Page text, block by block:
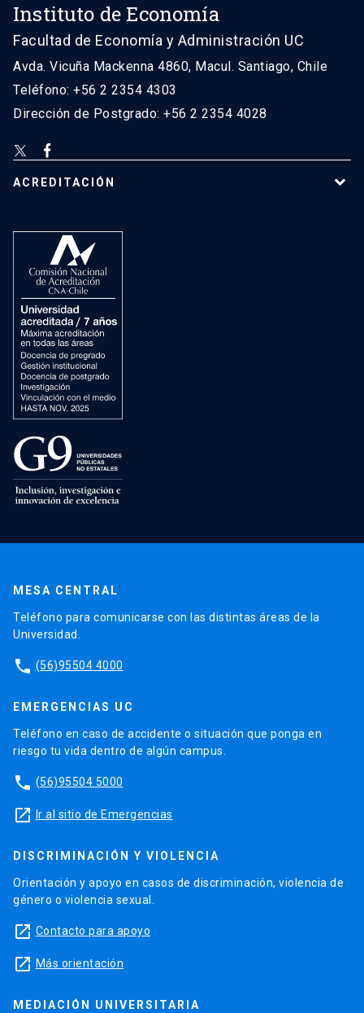
Instituto de Economía
Facultad de Economía y Administración UC
Avda. Vicuña Mackenna 4860, Macul. Santiago, Chile
Teléfono: +56 2 2354 4303
Dirección de Postgrado: +56 2 2354 4028
ACREDITACIÓN
MESA CENTRAL
Teléfono para comunicarse con las distintas áreas de la
Universidad.
phone (56)95504 4000
EMERGENCIAS UC
Teléfono en caso de accidente o situación que ponga en
riesgo tu vida dentro de algún campus.
phone (56)95504 5000
launch Ir al sitio de Emergencias
DISCRIMINACIÓN Y VIOLENCIA
Orientación y apoyo en casos de discriminación, violencia de
género o violencia sexual.
launch Contacto para apoyo
launch Más orientación
MEDIACIÓN UNIVERSITARIA